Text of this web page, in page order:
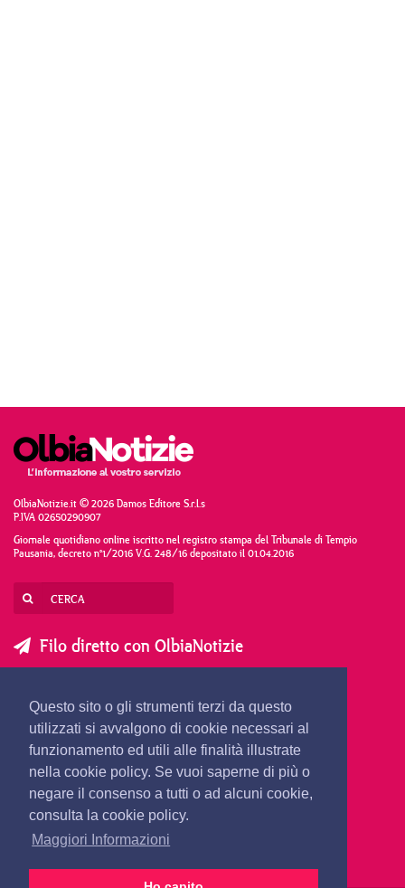
Questo sito o gli strumenti terzi da questo
utilizzati si avvalgono di cookie necessari al
funzionamento ed utili alle finalità illustrate
nella cookie policy. Se vuoi saperne di più o
negare il consenso a tutti o ad alcuni cookie,
consulta la cookie policy.
Maggiori Informazioni
OlbiaNotizie.it © 2026 Damos Editore S.r.l.s
P.IVA 02650290907
Giornale quotidiano online iscritto nel registro stampa del Tribunale di Tempio
Pausania, decreto n°1/2016 V.G. 248/16 depositato il 01.04.2016
Filo diretto con OlbiaNotizie
SEGNALA UNA NOTIZIA
SEGNALA UN EVENTO
redazione@olbianotizie.it